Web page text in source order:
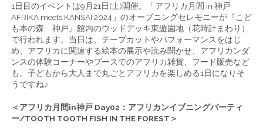
1日目のイベントは9月21日(土)開催。「アフリカ月間 in 神戸
AFRIKA meets KANSAI 2024」のオープニングセレモニーが『こど
も本の森 神戸』館内のウッドデッキ東遊園地（花時計まわり）
で行われます。当日は、テープカットやパフォーマンスをはじ
め、アフリカに関連する絵本の展示や読み聞かせ、アフリカンダ
ンスの体験コーナーやブースでのアフリカ雑貨、フード販売など
も。子どもから大人まで丸ごとアフリカを楽しめる1日になりそ
うですね♪
＜アフリカ月間in神戸 Day02：アフリカンイブニングパーティ
ー/TOOTH TOOTH FISH IN THE FOREST＞